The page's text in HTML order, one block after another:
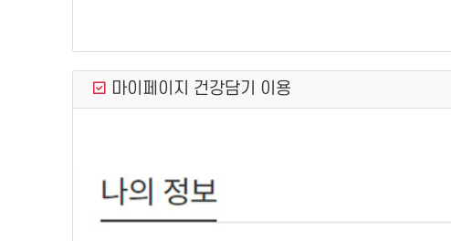
마이페이지 건강담기 이용